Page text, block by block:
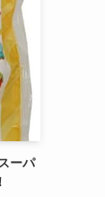
ーパ